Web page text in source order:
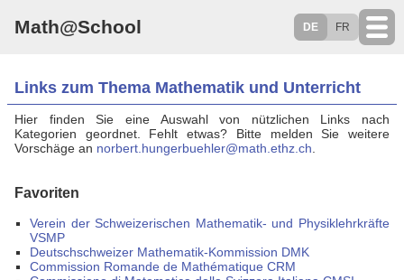
Links zum Thema Mathematik und Unterricht
Hier finden Sie eine Auswahl von nützlichen Links nach
Kategorien geordnet. Fehlt etwas? Bitte melden Sie weitere
Vorschäge an norbert.hungerbuehler@math.ethz.ch
Favoriten
Verein der Schweizerischen Mathematik- und Physiklehrkräfte
VSMP
Deutschschweizer Mathematik-Kommission DMK
Commission Romande de Mathématique CRM
Math@School DE FR